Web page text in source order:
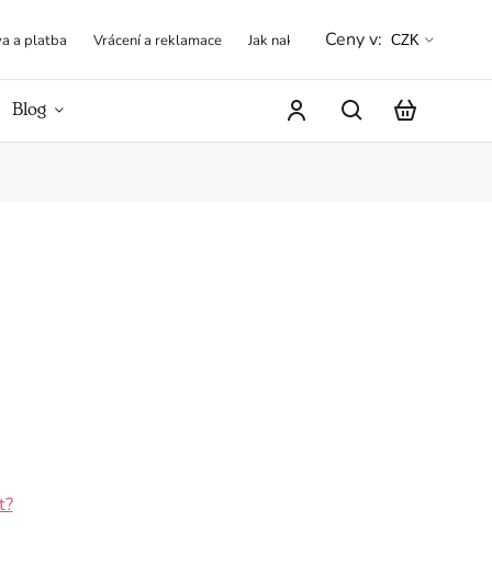
a platba Vrácení a reklamace Jak nakupovat Obchodní
Ceny v: CZK
Blog